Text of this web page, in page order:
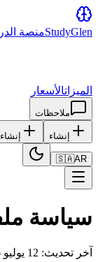
StudyGlen منصة
الميزاتالأسعار
ملاحظات
إنشاء إنشاء
🇸🇦AR
سياسة
آخر تحديث: 12 يوليو 2026